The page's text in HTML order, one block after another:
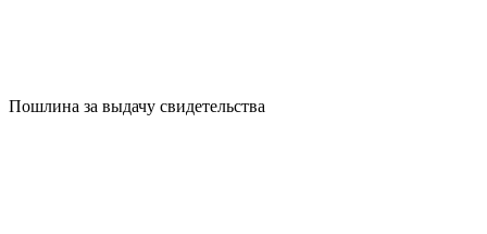
Пошлина за выдачу свидетельства